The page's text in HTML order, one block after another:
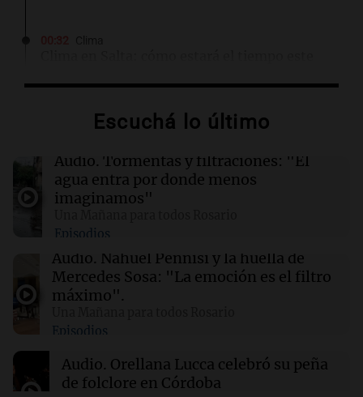
Clima
este domingo 9 de agosto
00:21 Clima
este domingo 9 de agosto
00:16 Clima
Clima en Santa Fe: cómo estará el tiempo este
Escuchá lo último
Audio. Tormentas y filtraciones: "El
agua entra por donde menos
imaginamos"
Episodios
Audio. Nahuel Pennisi y la huella de
Mercedes Sosa: "La emoción es el filtro
máximo".
Episodios
Audio. Orellana Lucca celebró su peña
de folclore en Córdoba